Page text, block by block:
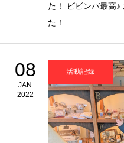
た！ ビビンバ最高♪
た！...
08
JAN
2022
活動記録